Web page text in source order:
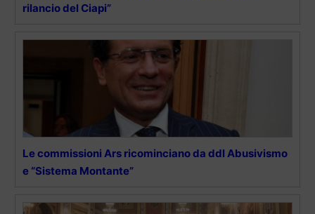
rilancio del Ciapi”
Le commissioni Ars ricominciano da ddl Abusivismo
e “Sistema Montante”